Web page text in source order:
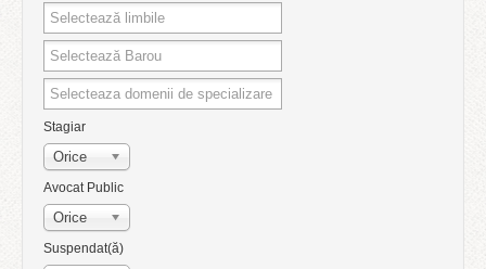
Stagiar
Orice
Avocat Public
Orice
Suspendat(ă)